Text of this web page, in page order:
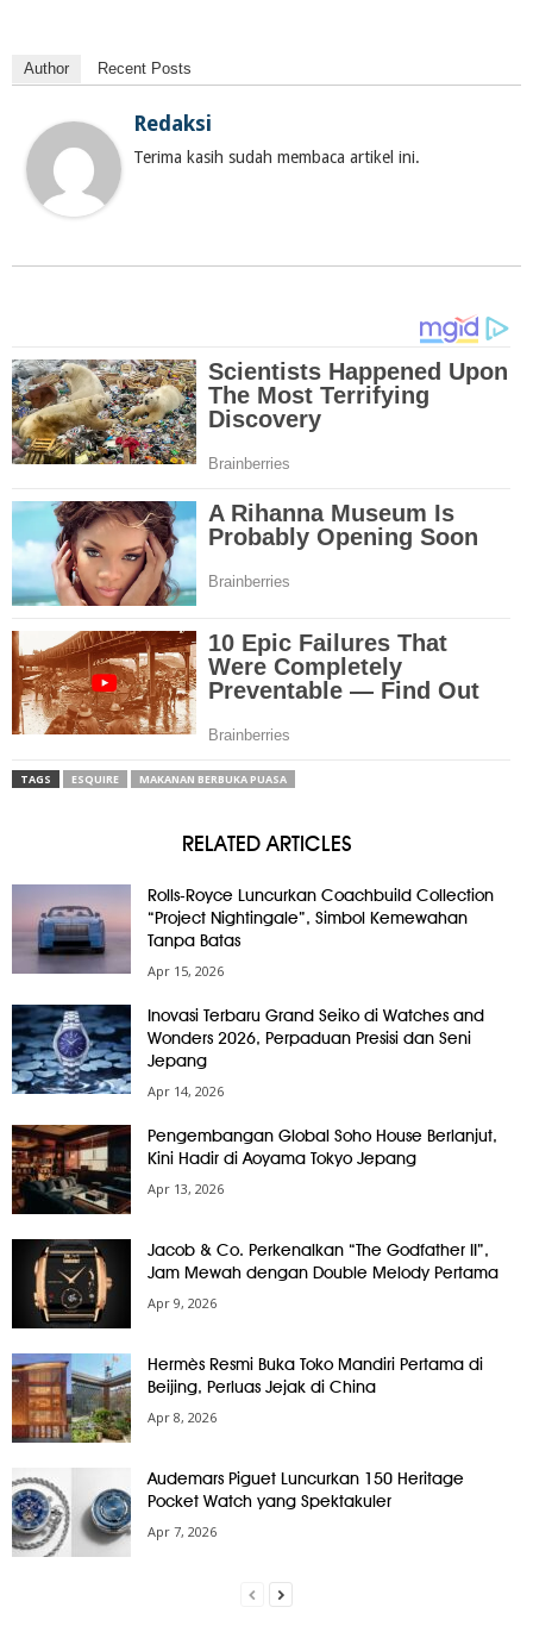
Author Recent Posts
Redaksi
Terima kasih sudah membaca artikel ini.
TAGS ESQUIRE MAKANAN BERBUKA PUASA
RELATED ARTICLES
Rolls-Royce Luncurkan Coachbuild Collection
“Project Nightingale”, Simbol Kemewahan
Tanpa Batas
Apr 15, 2026
Inovasi Terbaru Grand Seiko di Watches and
Wonders 2026, Perpaduan Presisi dan Seni
Jepang
Apr 14, 2026
Pengembangan Global Soho House Berlanjut,
Kini Hadir di Aoyama Tokyo Jepang
Apr 13, 2026
Jacob & Co. Perkenalkan “The Godfather II”,
Jam Mewah dengan Double Melody Pertama
Apr 9, 2026
Hermès Resmi Buka Toko Mandiri Pertama di
Beijing, Perluas Jejak di China
Apr 8, 2026
Audemars Piguet Luncurkan 150 Heritage
Pocket Watch yang Spektakuler
Apr 7, 2026